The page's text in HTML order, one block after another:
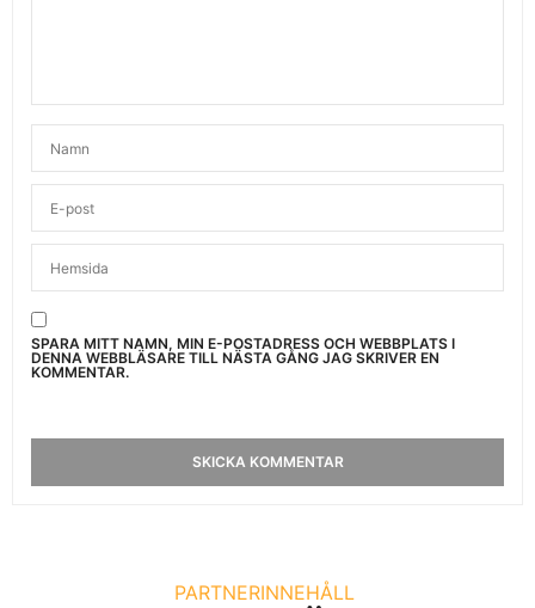
SPARA MITT NAMN, MIN E-POSTADRESS OCH WEBBPLATS I
DENNA WEBBLÄSARE TILL NÄSTA GÅNG JAG SKRIVER EN
KOMMENTAR.
PARTNERINNEHÅLL